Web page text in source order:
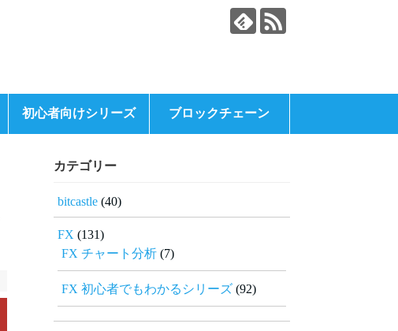
初心者向けシリーズ ブロックチェーン
カテゴリー
bitcastle (40)
FX (131)
FX チャート分析 (7)
FX 初心者でもわかるシリーズ (92)